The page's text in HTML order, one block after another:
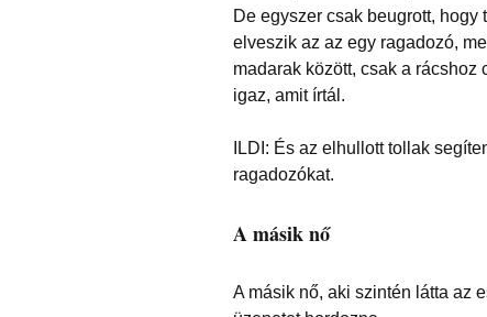
De egyszer csak beugrott,
elveszik az az egy ragadozó,
madarak között, csak a
igaz, amit írtál.
ILDI: És az elhullott tollak
ragadozókat.
A másik nő
A másik nő, aki szintén látta az